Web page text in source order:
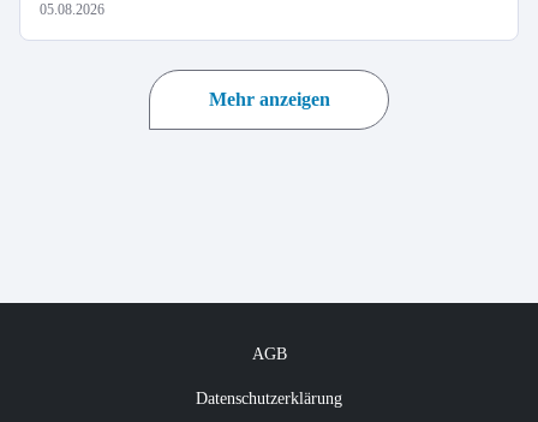
05.08.2026
Mehr anzeigen
AGB
Datenschutzerklärung